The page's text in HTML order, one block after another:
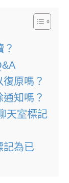
原嗎？
知嗎？
天室標記
記為已